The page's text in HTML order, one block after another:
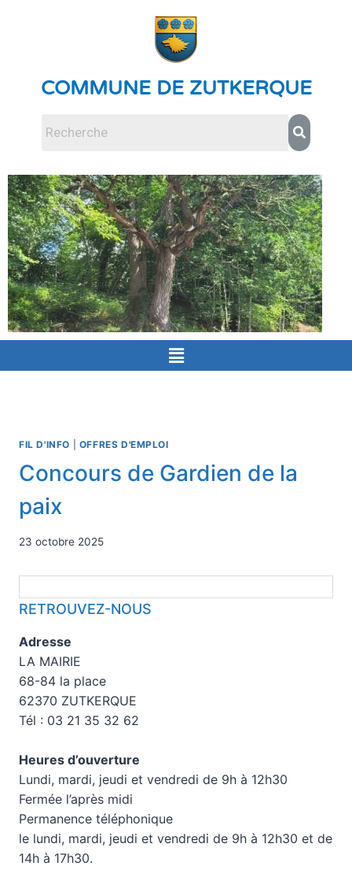
COMMUNE DE ZUTKERQUE
FIL D'INFO OFFRES D'EMPLOI
Concours de Gardien de la
paix
23 octobre 2025
RETROUVEZ-NOUS
Adresse
LA MAIRIE
68-84 la place
62370 ZUTKERQUE
Tél : 03 21 35 32 62
Heures d’ouverture
Lundi, mardi, jeudi et vendredi de 9h à 12h30
Fermée l’après midi
Permanence téléphonique
le lundi, mardi, jeudi et vendredi de 9h à 12h30 et de
14h à 17h30.